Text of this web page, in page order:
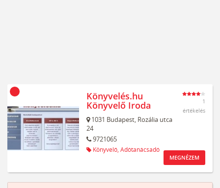
Könyvelés.hu
Könyvelő Iroda
1031 Budapest, Rozália utca
24
9721065
Könyvelő, Adótanácsadó
1
értékelés
MEGNÉZEM